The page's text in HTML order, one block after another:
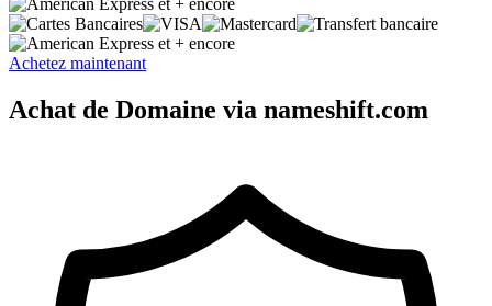
et + encore
Achetez maintenant
Achat de Domaine via nameshift.com